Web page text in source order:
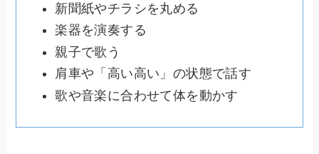
新聞紙やチラシを丸める
楽器を演奏する
親子で歌う
肩車や「高い高い」の状態で話す
歌や音楽に合わせて体を動かす